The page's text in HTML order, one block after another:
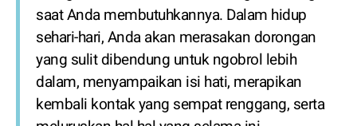
saat Anda membutuhkannya. Dalam hidup
sehari-hari, Anda akan merasakan dorongan
yang sulit dibendung untuk ngobrol lebih
dalam, menyampaikan isi hati, merapikan
kembali kontak yang sempat renggang, serta